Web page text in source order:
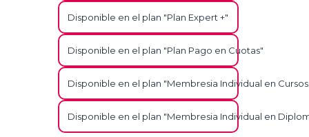
Disponible en el plan "Plan Expert +"
Disponible en el plan "Plan Pago en Cuotas"
Disponible en el plan "Membresia Individual en
Disponible en el plan "Membresia Individual en